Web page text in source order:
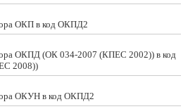
ОКП в код ОКПД2
ОКПД (ОК 034-2007 (КПЕС 2002)) в код
2008))
ОКУН в код ОКПД2